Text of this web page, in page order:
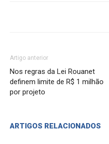
Artigo anterior
Nos regras da Lei Rouanet
definem limite de R$ 1 milhão
por projeto
ARTIGOS RELACIONADOS